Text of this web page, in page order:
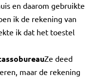
en daarom gebruikte
ik de rekening van
ik dat het toestel
Ze deed
maar de rekening